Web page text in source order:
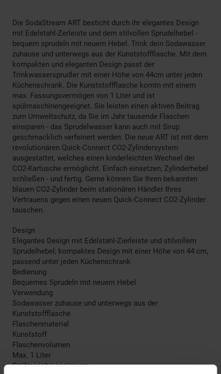
Die SodaStream ART besticht durch ihr elegantes Design
mit Edelstahl-Zerleiste und dem stilvollen Sprudelhebel -
bequem sprudeln mit neuem Hebel. Trink dein Sodawasser
zuhause und unterwegs aus der Kunststoffflasche. Mit dem
kompakten und eleganten Design passt der
Trinkwassersprudler mit einer Höhe von 44cm unter jeden
Küchenschrank. Die Kunststoffflasche komtn mit einem
max. Fassungsvermögen von 1 Liter und ist
spülmaschinengeeignet. Sie leisten einen aktiven Beitrag
zum Umweltschutz, da Sie im Jahr tausende Flaschen
einsparen - das Sprudelwasser kann auch mit Sirup
geschmacklich verfeinert werden. Die neue ART ist mit dem
revolutionären Quick-Connect CO2-Zylindersystem
ausgestattet, welches einen kinderleichten Wechsel der
CO2-Kartusche ermöglicht. Einfach einsetzen, Zylinderhebel
schließen - und fertig. Gerne können Sie Ihren bekannten
blauen CO2-Zylinder beim stationären Händler Ihres
Vertrauens gegen einen neuen Quick-Connect CO2-Zylinder
tauschen.
Design
Elegantes Design mit Edelstahl-Zierleiste und stilvollem
Sprudelhebel; kompaktes Design mit einer Höhe von 44 cm,
passend unter jeden Küchenschrank
Bedienung
Bequemes Sprudeln mit neuem Hebel
Verwendung
Sodawasser zuhause und unterwegs aus der
Kunststoffflasche
Flaschenmaterial
Kunststoff
Flaschenvolumen
Max. 1 Liter
Spülmaschineneignung